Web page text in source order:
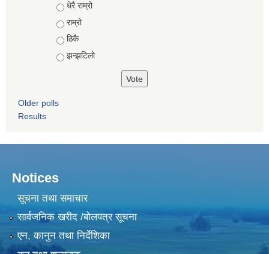
Choices
धेरै राम्रो
राम्रो
ठिकै
झन्झटिलो
Older polls
Results
Notices
सूचना तथा समाचार
सार्वजनिक खरीद /बोलपत्र सूचना
एन, कानुन तथा निर्देशिका